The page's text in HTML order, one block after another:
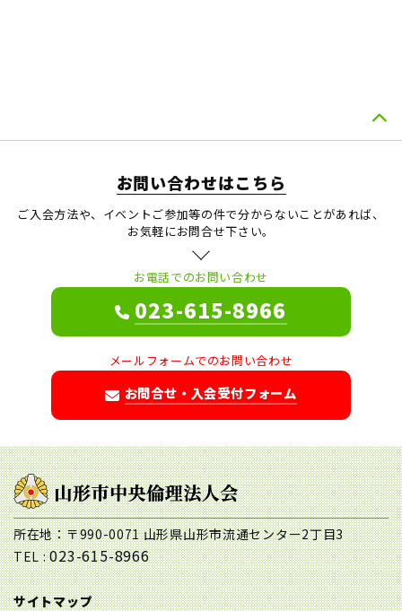
お問い合わせはこちら
ご入会方法や、イベントご参加等の件で分からないことがあれば、
お気軽にお問合せ下さい。
お電話でのお問い合わせ
023-615-8966
メールフォームでのお問い合わせ
お問合せ・入会受付フォーム
所在地：〒990-0071 山形県山形市流通センター2丁目3
TEL :023-615-8966
サイトマップ